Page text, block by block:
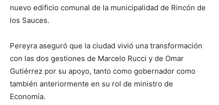
nuevo edificio comunal de la municipalidad de Rincón de
los Sauces.
Pereyra aseguró que la ciudad vivió una transformación
con las dos gestiones de Marcelo Rucci y de Omar
Gutiérrez por su apoyo, tanto como gobernador como
también anteriormente en su rol de ministro de
Economía.